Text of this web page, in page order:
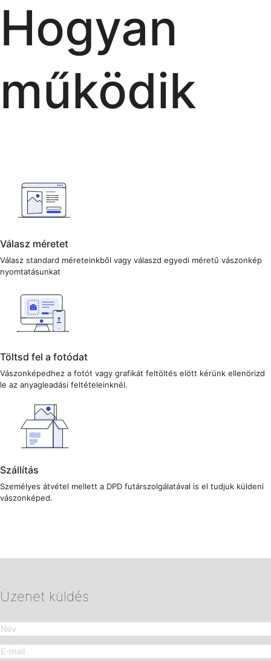
Hogyan
működik
Válasz méretet
Válasz standard méreteinkből vagy válaszd egyedi méretű vászonkép
nyomtatásunkat
Töltsd fel a fotódat
Vászonképedhez a fotót vagy grafikát feltöltés elött kérünk ellenörizd
le az anyagleadási feltételeinknél.
Szállítás
Személyes átvétel mellett a DPD futárszolgálatával is el tudjuk küldeni
vászonképed.
Üzenet küldés